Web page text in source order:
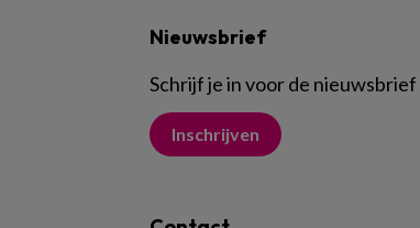
Nieuwsbrief
Schrijf je in voor de nieuwsbrief
Inschrijven